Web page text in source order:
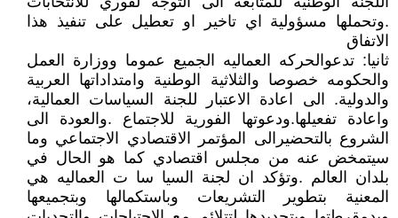
.وتحملها مسؤولية اي تاخير او تعطيل على تنفيذ هذا
الاتفاق
ثانيا: تدعوالحركه العماليه الجميع عموما ووزارة العمل
والحكومه خصوصا والثلاثية الوطنية وامتداداتها العربية
والدولية. الى اعادة الاعتبار للجنة السياسات العمالية،
واعادة تفعيلها.ودعوتها الفورية للاجتماع .والعودة الى
الشروع بالتحضيرالى المؤتمر الاقتصادي الاجتماعي وما
سيتمخض عنه من مجلس اقتصادي كما هو الحال في
بلدان العالم .وتؤكد ان لجنة السيا سا ت العماليه هي
المعنية بتطوير التشريعات وباستكمالها وبتجميعها